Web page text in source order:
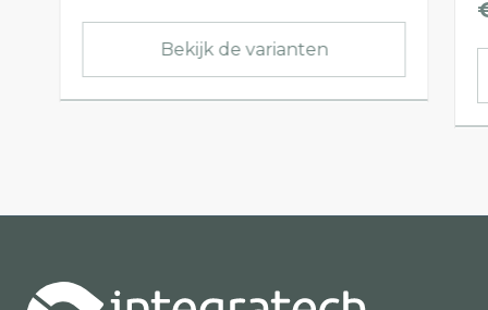
Bekijk de varianten